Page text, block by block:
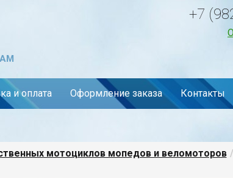
+7
и оплата Оформление заказа Контакты
мотоциклов мопедов и веломоторов